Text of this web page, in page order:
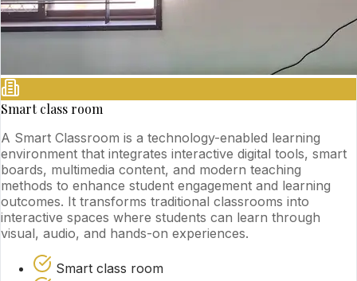
Smart class room
A Smart Classroom is a technology-enabled learning
environment that integrates interactive digital tools, smart
boards, multimedia content, and modern teaching
methods to enhance student engagement and learning
outcomes. It transforms traditional classrooms into
interactive spaces where students can learn through
visual, audio, and hands-on experiences.
Smart class room